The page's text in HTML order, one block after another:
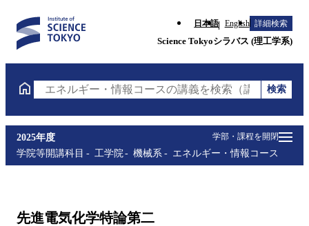
日本語 English 詳細検索
Science Tokyoシラバス (理工学系)
エネルギー・情報コースの講義を検索（講義名・科
検索
学部・課程を開閉
2025年度
学院等開講科目
工学院 機械系 エネルギー・情報コース
先進電気化学特論第二